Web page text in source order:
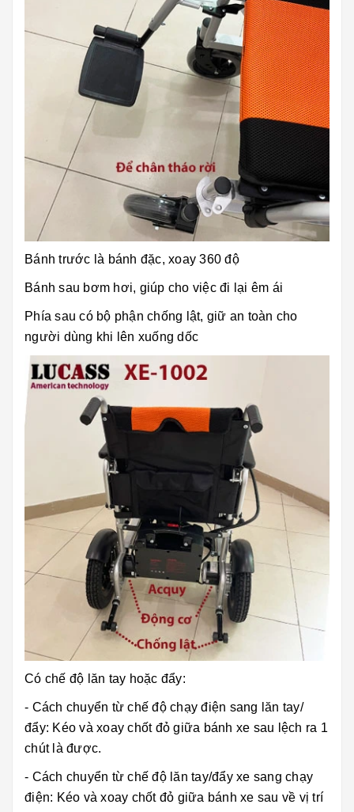
Bánh trước là bánh đặc, xoay 360 độ
Bánh sau bơm hơi, giúp cho việc đi lại êm ái
Phía sau có bộ phận chống lật, giữ an toàn cho
người dùng khi lên xuống dốc
Có chế độ lăn tay hoặc đẩy:
- Cách chuyển từ chế độ chạy điện sang lăn tay/
đẩy: Kéo và xoay chốt đỏ giữa bánh xe sau lệch ra 1
chút là được.
- Cách chuyển từ chế độ lăn tay/đẩy xe sang chạy
điện: Kéo và xoay chốt đỏ giữa bánh xe sau về vị trí